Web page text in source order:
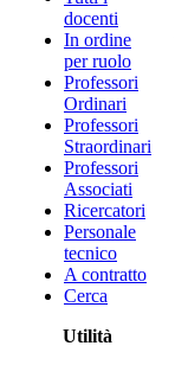
docenti
In ordine
per ruolo
Professori
Ordinari
Professori
Straordinari
Professori
Associati
Ricercatori
Personale
tecnico
A contratto
Cerca
Utilità